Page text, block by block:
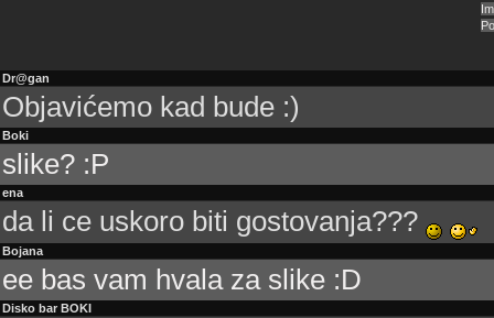
Dr@gan
Objavićemo kad bude :)
Boki
slike? :P
ena
da li ce uskoro biti gostovanja???
Bojana
ee bas vam hvala za slike :D
Disko bar BOKI